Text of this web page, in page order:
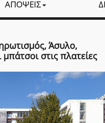
ΑΠΌΨΕΙΣ
Άσυλο,
στις πλατείες